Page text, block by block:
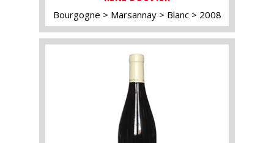
Bourgogne Marsannay Blanc 2008